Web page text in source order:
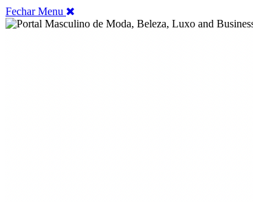
Fechar Menu